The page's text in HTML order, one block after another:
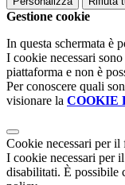
Gestione cookie
In questa schermata è
I cookie necessari
piattaforma e non è
Per conoscere quali
visionare la COOKIE
Cookie necessari per il
I cookie necessari per
disabilitati. È possibile